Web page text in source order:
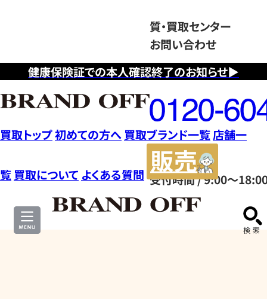
健康保険証での本人確認終了のお知らせ▶
質・買取センター
お問い合わせ
フ
リ
ー
ダ
イ
ヤ
ル
0120604117
受付時間 / 9:00～
買取トップ初めての方へ 買取ブランド一覧店舗一
覧 買取について よくある質問
サ